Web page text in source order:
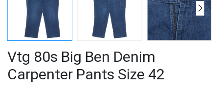
Vtg 80s Big Ben Denim
Carpenter Pants Size 42